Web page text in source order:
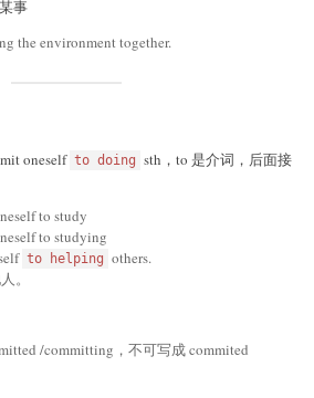
事
the environment together.
oneself to doing sth，to 是介词，后面接
to study
to studying
to helping others.
。
/committing，不可写成 commited